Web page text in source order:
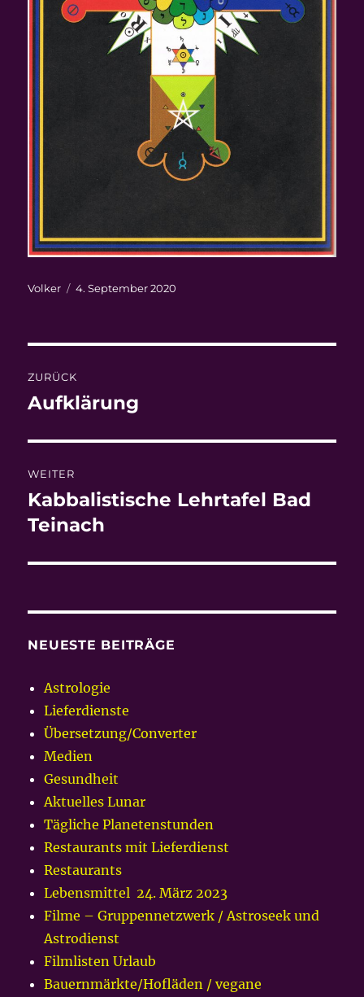
Autor
Volker
Veröffentlicht
4. September 2020
ZURÜCK
Vorheriger
Aufklärung
WEITER
Nächster
Beitrag:
Kabbalistische Lehrtafel Bad
Teinach
NEUESTE BEITRÄGE
Astrologie
Lieferdienste
Übersetzung/Converter
Medien
Gesundheit
Aktuelles Lunar
Tägliche Planetenstunden
Restaurants mit Lieferdienst
Restaurants
Lebensmittel 24. März 2023
Filme – Gruppennetzwerk / Astroseek und
Astrodienst
Filmlisten Urlaub
Bauernmärkte/Hofläden / vegane